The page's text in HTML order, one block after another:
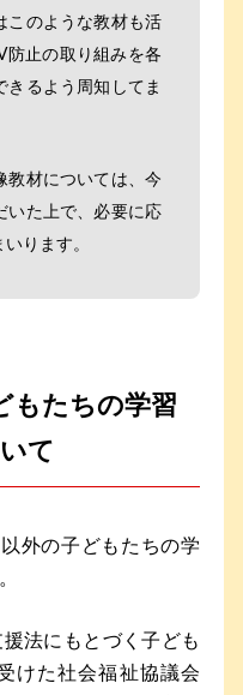
このような教材も活
防止の取り組みを各
きるよう周知してま
教材については、今
いた上で、必要に応
ります。
もたちの学習
て
外の子どもたちの学
法にもとづく子ども
けた社会福祉協議会